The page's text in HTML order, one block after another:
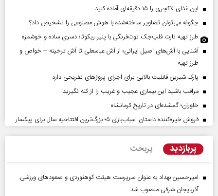
این غذای لاکچری را ۱۵ دقیقه‌ای آماده کنید
چگونه می‌توان تصاویر ساخته‌شده با هوش مصنوعی را تشخیص داد؟
طرز تهیه تارت فلپ‌جک توت‌فرنگی با پنیر ریکوتا؛ دسری ساده و خوشمزه
آشنایی با آش‌های اصیل ایرانی؛ از آش عباسعلی تا آش ترخینه + خواص و
طرز تهیه
پارک شیرین قابلیت‌ بالایی برای اجرای پروژهای تفریحی دارد
مراقب باشید این بیماری عجیب و غریب را از کنه نگیرید!
خاوران؛ گمشده‌ای در تاریخ کرمانشاه
فروش خیره‌کننده داستان اسباب‌بازی ۵؛ بزرگ‌ترین افتتاحیه سال برای پیکسار
پربازدید پربحث
امیرحسین بهداد به عنوان سرپرست هیئت کوهنوردی و صعودهای ورزشی
آذربایجان شرقی منصوب شد